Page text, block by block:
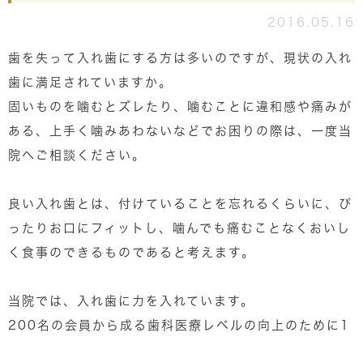
2016.05.16
歯を失って入れ歯にする方は多いのですが、現状の入れ
歯に満足されていますか。
固いものを噛むとズレたり、噛むことに違和感や痛みが
ある、上手く噛みあわないなどでお困りの際は、一度当
院へご相談ください。
良い入れ歯とは、付けていることを忘れるくらいに、ぴ
ったりお口にフィットし、噛んでも痛むことなくおいし
く食事のできるものであると考えます。
当院では、入れ歯に力を入れています。
200名の会員から成る歯科医療レベルの向上のために1